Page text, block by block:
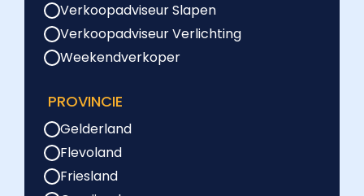
Verkoopadviseur Slapen
Verkoopadviseur Verlichting
Weekendverkoper
PROVINCIE
Gelderland
Flevoland
Friesland